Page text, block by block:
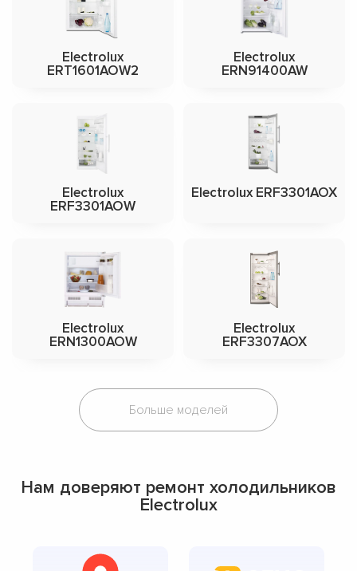
Electrolux
ERT1601AOW2
Electrolux
ERN91400AW
Electrolux
ERF3301AOW
Electrolux ERF3301AOX
Electrolux
ERN1300AOW
Electrolux
ERF3307AOX
Больше моделей
Нам доверяют ремонт холодильников
Electrolux